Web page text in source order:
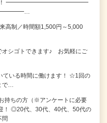
なし！ ━━━━━━━━━━━━━━
━━━━━…
高制／時間額1,500円～5,000
オシゴトできます♪ お気軽にご
ている時間に働けます！ ☆1回の
で…
持ちの方（※アンケートに必要
！ ◎20代、30代、40代、50代の